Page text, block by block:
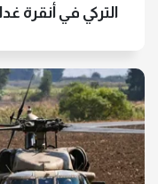
التركي في أنقرة غدا